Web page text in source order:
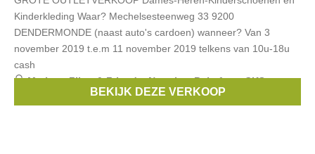
Kinderkleding Waar? Mechelsesteenweg 33 9200
DENDERMONDE (naast auto's cardoen) wanneer? Van 3
november 2019 t.e.m 11 november 2019 telkens van 10u-18u
cash
Merken:Filou & Friends,Noppies,Babyface,CKS,
BEKIJK DEZE VERKOOP